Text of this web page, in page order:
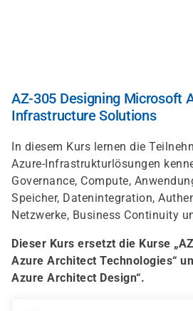
AZ-305 Designing Microsoft
Infrastructure Solutions
In diesem Kurs lernen die
Azure-Infrastrukturlösungen
Governance, Compute,
Speicher, Datenintegration,
Netzwerke, Business Continuity
Dieser Kurs ersetzt die Kurse
Azure Architect Technologies“
Azure Architect Design“.